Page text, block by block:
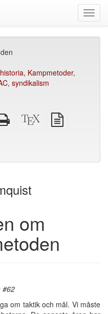
historia, Kampmetoder,
, syndikalism
Fristående
HTML
XeLaTeX
källa
om
#62
om taktik och mål. Vi måste